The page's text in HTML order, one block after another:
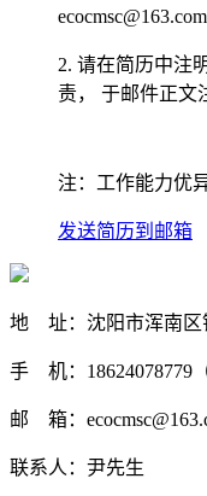
2. 请在简历中注
责， 于邮件正文
注：工作能力优
发送简历到邮箱
地 址：沈阳市浑南区
手 机：18624078779
邮 箱：
联系人：尹先生